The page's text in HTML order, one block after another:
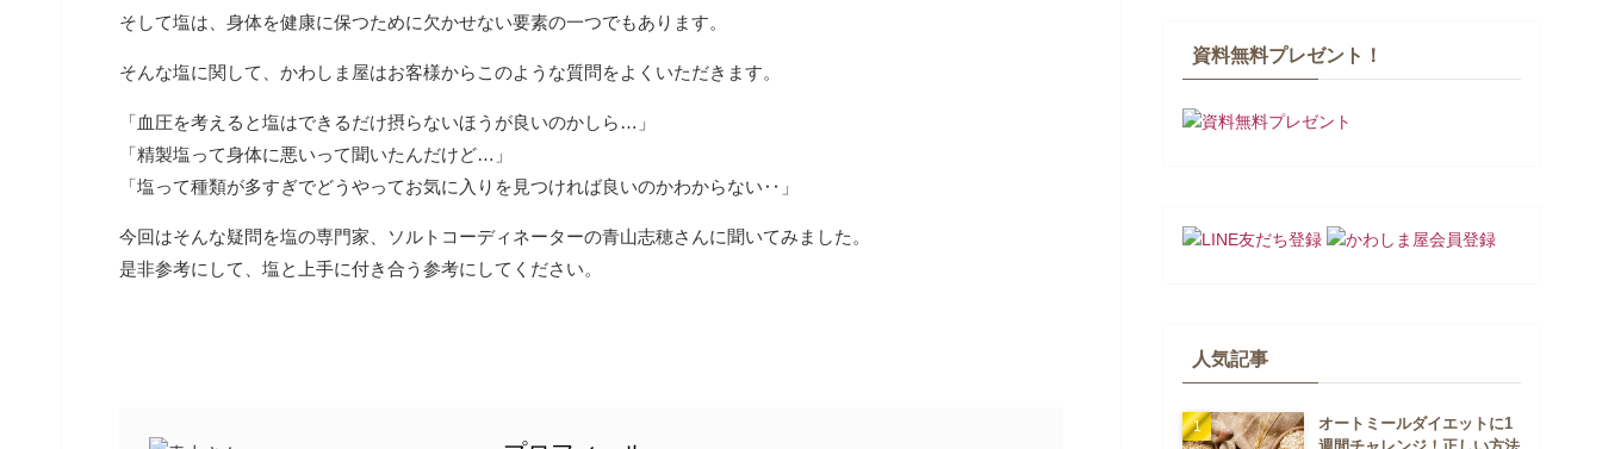
そして塩は、身体を健康に保つために欠かせない要素の一つでもあります。
そんな塩に関して、かわしま屋はお客様からこのような質問をよくいただきます。
「血圧を考えると塩はできるだけ摂らないほうが良いのかしら…」
「精製塩って身体に悪いって聞いたんだけど…」
「塩って種類が多すぎでどうやってお気に入りを見つければ良いのかわからない‥」
今回はそんな疑問を塩の専門家、ソルトコーディネーターの青山志穂さんに聞いてみました。
是非参考にして、塩と上手に付き合う参考にしてください。
資料無料プレゼント！
人気記事
オートミールダイエットに1